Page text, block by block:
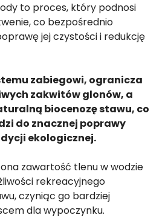
to proces, który podnosi
co bezpośrednio
jej czystości i redukcję
zabiegowi, ogranicza
zakwitów glonów, a
biocenozę stawu, co
do znacznej poprawy
ekologicznej.
zawartość tlenu w wodzie
rekreacyjnego
czyniąc go bardziej
dla wypoczynku.